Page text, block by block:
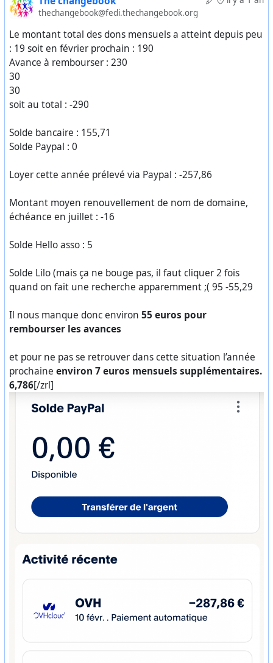
thechangebook@fedi.thechangebook.org
Le montant total des dons mensuels a atteint depuis peu
: 19 soit en février prochain : 190
Avance à rembourser : 230
30
30
soit au total : -290
Solde bancaire : 155,71
Solde Paypal : 0
Loyer cette année prélevé via Paypal : -257,86
Montant moyen renouvellement de nom de domaine,
échéance en juillet : -16
Solde Hello asso : 5
Solde Lilo (mais ça ne bouge pas, il faut cliquer 2 fois
quand on fait une recherche apparemment ;( 95 -55,29
Il nous manque donc environ 55 euros pour
rembourser les avances
et pour ne pas se retrouver dans cette situation l’année
prochaine environ 7 euros mensuels supplémentaires.
6,786[/zrl]